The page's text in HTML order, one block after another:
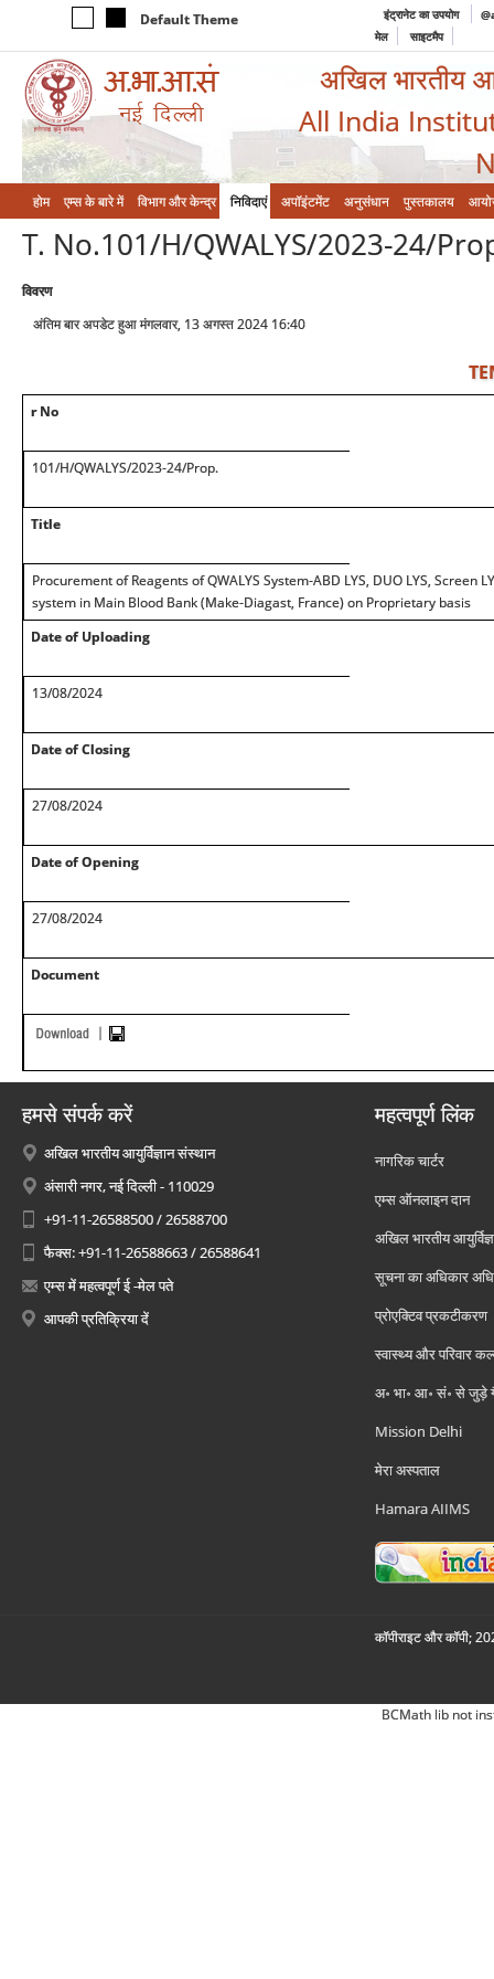
Default Theme इंट्रानेट का उपयोग
मेल
साइटमैप
अखिल भारतीय
All India
होम एम्‍स के बारे में विभाग और केन्‍द्र निविदाएं अपॉइंटमेंट अनुसंधान पुस्तकालय
T. No.101/H/QWALYS/2023-24/
विवरण
अंतिम बार अपडेट हुआ मंगलवार, 13 अगस्त 2024 16:40
r No
101/H/QWALYS/2023-24/Prop.
Title
Procurement of Reagents of QWALYS System-ABD LYS, DUO LYS, Screen
system in Main Blood Bank (Make-Diagast, France) on Proprietary basis
Date of Uploading
13/08/2024
Date of Closing
27/08/2024
Date of Opening
27/08/2024
Document
हमसे संपर्क करें
अखिल भारतीय आयुर्विज्ञान संस्थान
अंसारी नगर, नई दिल्ली - 110029
+91-11-26588500 / 26588700
फैक्स: +91-11-26588663 / 26588641
एम्स में महत्वपूर्ण ई -मेल पते
आपकी प्रतिक्रिया दें
महत्वपूर्ण लिंक
नागरिक चार्टर
एम्स ऑनलाइन दान
अखिल भारतीय
सूचना का अधिकार
प्रोएक्टिव प्रकटीकरण
स्वास्थ्य और परिवार
अ॰ भा॰ आ॰ सं॰ से जुड़े
Mission Delhi
मेरा अस्पताल
Hamara AIIMS
कॉपीराइट और कॉपी;
BCMath lib not